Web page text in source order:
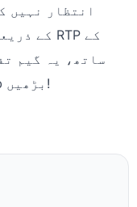
ساتھ، یہ گیم
سمندری لہروں کے ساتھ 99ab 5,000 گنا تک کے ممکنہ انعام کی جانب 99ab بڑھیں!